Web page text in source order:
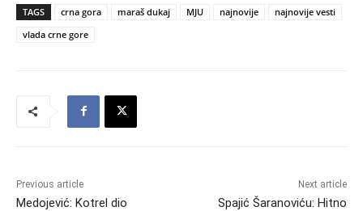
TAGS crna gora maraš dukaj MJU najnovije
najnovije vesti
vlada crne gore
Previous article
Medojević: Kotrel dio
Next article
Spajić Šaranoviću: Hitno